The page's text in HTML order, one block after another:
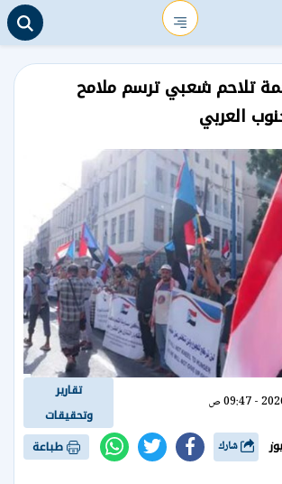
تلاحم شعبي ترسم ملامح
العربي
تقارير
وتحقيقات
طباعة